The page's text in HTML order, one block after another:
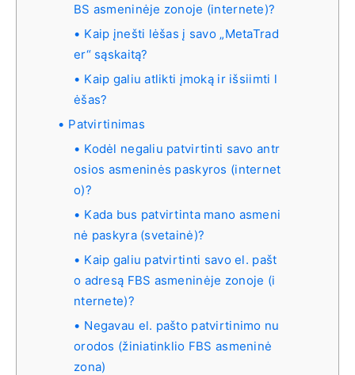
BS asmeninėje zonoje (internete)?
Kaip įnešti lėšas į savo „MetaTrad
er“ sąskaitą?
Kaip galiu atlikti įmoką ir išsiimti l
ėšas?
Patvirtinimas
Kodėl negaliu patvirtinti savo antr
osios asmeninės paskyros (internet
o)?
Kada bus patvirtinta mano asmeni
nė paskyra (svetainė)?
Kaip galiu patvirtinti savo el. pašt
o adresą FBS asmeninėje zonoje (i
nternete)?
Negavau el. pašto patvirtinimo nu
orodos (žiniatinklio FBS asmeninė
zona)